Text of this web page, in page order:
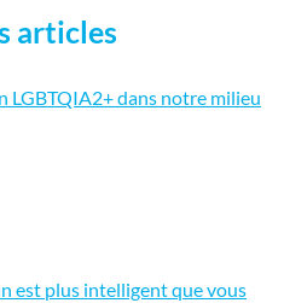
articles
LGBTQIA2+ dans notre milieu
est plus intelligent que vous